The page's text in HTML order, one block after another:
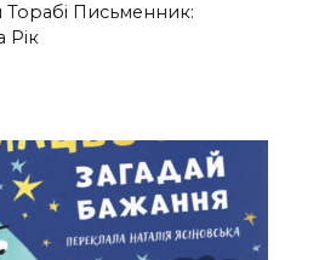
Письменник:
Рік